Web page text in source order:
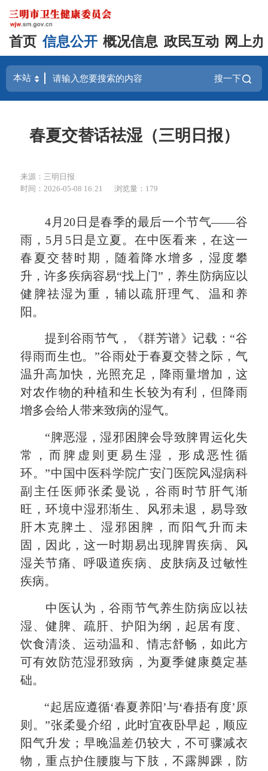
首页 信息公开 概况信息 政民互动 网上
搜一下
春夏交替话祛湿（三明日报）
来源：三明日报
时间：2026-05-08 16:21
浏览量：179
4月20日是春季的最后一个节气——谷
雨，5月5日是立夏。在中医看来，在这一
春夏交替时期，随着降水增多，湿度攀
升，许多疾病容易“找上门”，养生防病应以
健脾祛湿为重，辅以疏肝理气、温和养
阳。
提到谷雨节气，《群芳谱》记载：“谷
得雨而生也。”谷雨处于春夏交替之际，气
温升高加快，光照充足，降雨量增加，这
对农作物的种植和生长较为有利，但降雨
增多会给人带来致病的湿气。
“脾恶湿，湿邪困脾会导致脾胃运化失
常，而脾虚则更易生湿，形成恶性循
环。”中国中医科学院广安门医院风湿病科
副主任医师张柔曼说，谷雨时节肝气渐
旺，环境中湿邪渐生、风邪未退，易导致
肝木克脾土、湿邪困脾，而阳气升而未
固，因此，这一时期易出现脾胃疾病、
风
湿关节痛、呼吸道疾病、皮肤病及过敏性
疾病。
中医认为，谷雨节气养生防病应以祛
湿、健脾、疏肝、护阳为纲，起居有度、
饮食清淡、运动温和、情志舒畅，如此方
可有效防范湿邪致病，为夏季健康奠定基
础。
“起居应遵循‘春夏养阳’与‘春捂有度’原
则。”张柔曼介绍，此时宜夜卧早起，顺应
阳气升发；早晚温差仍较大，不可骤减衣
物，重点护住腰腹与下肢，不露脚踝，防